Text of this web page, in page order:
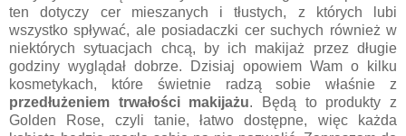
ten dotyczy cer mieszanych i tłustych, z których lubi
wszystko spływać, ale posiadaczki cer suchych również w
niektórych sytuacjach chcą, by ich makijaż przez długie
godziny wyglądał dobrze. Dzisiaj opowiem Wam o kilku
kosmetykach, które świetnie radzą sobie właśnie z
przedłużeniem trwałości makijażu. Będą to produkty z
Golden Rose, czyli tanie, łatwo dostępne, więc każda